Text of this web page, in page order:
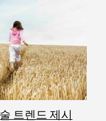
트렌드 제시